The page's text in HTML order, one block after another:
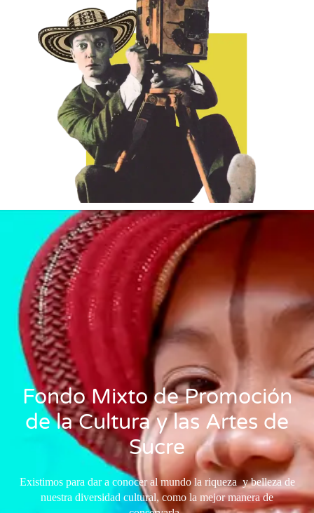
Fondo Mixto de Promoción
de la Cultura y las Artes de
Sucre
Existimos para dar a conocer al mundo la riqueza y belleza de
nuestra diversidad cultural, como la mejor manera de